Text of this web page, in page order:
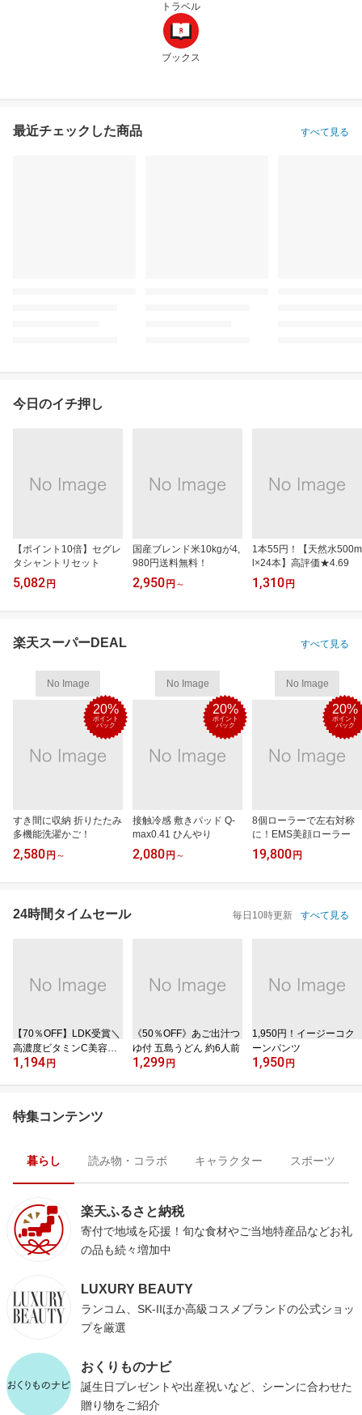
トラベル
ブックス
最近チェックした商品 すべて見る
今日のイチ押し
【ポイント10倍】セグレ
タシャントリセット
5,082 円
国産ブレンド米10kgが4,
980円送料無料！
2,950 円 ～
1本55円！【天然水500m
l×24本】高評価★4.69
1,310 円
楽天スーパーDEAL すべて見る
No Image
20%
ポイント
バック
すき間に収納 折りたたみ
多機能洗濯かご！
2,580 円 ～
No Image
20%
ポイント
バック
接触冷感 敷きパッド Q-
max0.41 ひんやり
2,080 円 ～
No Image
20%
ポイント
バック
8個ローラーで左右対称
に！EMS美顔ローラー
19,800 円
24時間タイムセール 毎日10時更新 すべて見る
【70％OFF】LDK受賞＼
高濃度ビタミンC美容液
／
1,194 円
《50％OFF》あご出汁つ
ゆ付 五島うどん 約6人前
1,299 円
1,950円！イージーコク
ーンパンツ
1,950 円
特集コンテンツ
暮らし 読み物・コラボ キャラクター スポーツ
楽天ふるさと納税
寄付で地域を応援！旬な食材やご当地特産品などお礼
の品も続々増加中
LUXURY BEAUTY
ランコム、SK-IIほか高級コスメブランドの公式ショッ
プを厳選
おくりものナビ
誕生日プレゼントや出産祝いなど、シーンに合わせた
贈り物をご紹介